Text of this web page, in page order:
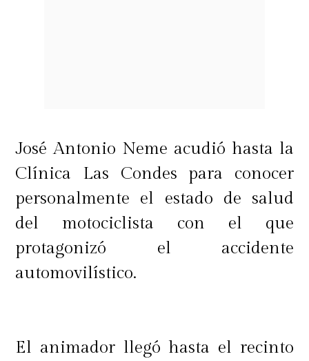
José Antonio Neme acudió hasta la
Clínica Las Condes para conocer
personalmente el estado de salud
del motociclista con el que
protagonizó el accidente
automovilístico.
El animador llegó hasta el recinto